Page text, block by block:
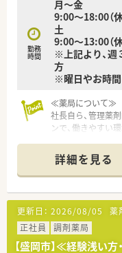
勤務
時間
月～金
9:00～18:00（
土
9:00～13:00（
※上記より、週
方
※曜日やお時
≪薬局について≫
社長自ら、管理薬
ンで、働きやすい
商業施設内にある
のバランスも良く
患者様との距離感
ます。
詳細を見る
更新日： 2026/08/05 薬
正社員
調剤薬局
【盛岡市】≪経験浅い